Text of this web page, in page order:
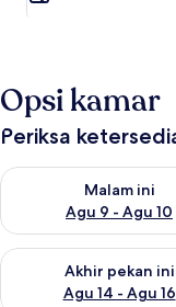
Opsi kamar
Periksa
Malam ini
Agu 9 - Agu 10
Periksa ketersediaan
Akhir pekan ini
Agu 14 - Agu 16
Periksa ketersediaan